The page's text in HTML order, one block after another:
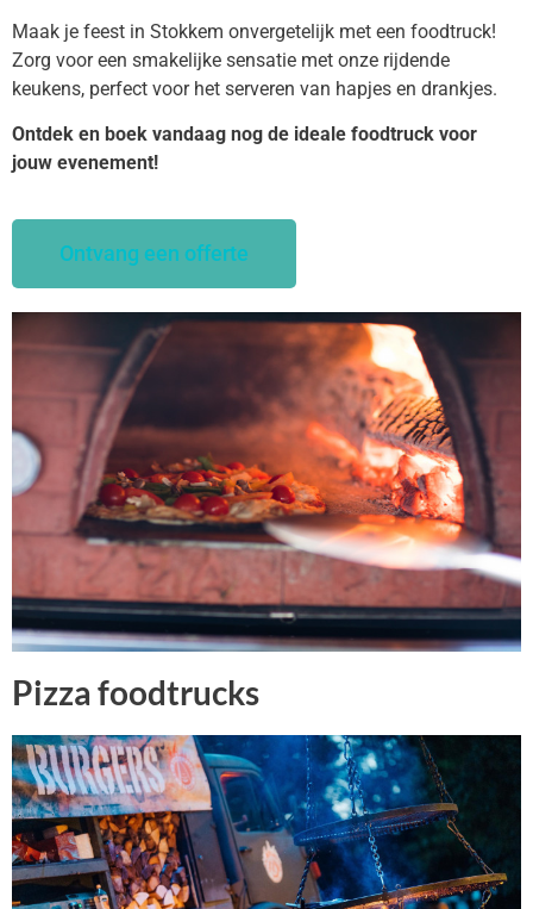
Maak je feest in Stokkem onvergetelijk met een foodtruck!
Zorg voor een smakelijke sensatie met onze rijdende
keukens, perfect voor het serveren van hapjes en drankjes.
Ontdek en boek vandaag nog de ideale foodtruck voor
jouw evenement!
Ontvang een offerte
Pizza foodtrucks